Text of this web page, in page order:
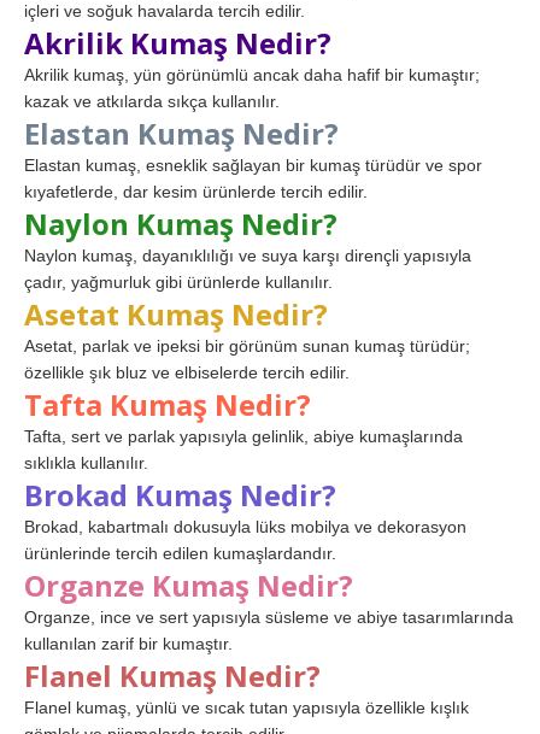
içleri ve soğuk havalarda tercih edilir.
Akrilik Kumaş Nedir?
Akrilik kumaş, yün görünümlü ancak daha hafif bir kumaştır;
kazak ve atkılarda sıkça kullanılır.
Elastan Kumaş Nedir?
Elastan kumaş, esneklik sağlayan bir kumaş türüdür ve spor
kıyafetlerde, dar kesim ürünlerde tercih edilir.
Naylon Kumaş Nedir?
Naylon kumaş, dayanıklılığı ve suya karşı dirençli yapısıyla
çadır, yağmurluk gibi ürünlerde kullanılır.
Asetat Kumaş Nedir?
Asetat, parlak ve ipeksi bir görünüm sunan kumaş türüdür;
özellikle şık bluz ve elbiselerde tercih edilir.
Tafta Kumaş Nedir?
Tafta, sert ve parlak yapısıyla gelinlik, abiye kumaşlarında
sıklıkla kullanılır.
Brokad Kumaş Nedir?
Brokad, kabartmalı dokusuyla lüks mobilya ve dekorasyon
ürünlerinde tercih edilen kumaşlardandır.
Organze Kumaş Nedir?
Organze, ince ve sert yapısıyla süsleme ve abiye tasarımlarında
kullanılan zarif bir kumaştır.
Flanel Kumaş Nedir?
Flanel kumaş, yünlü ve sıcak tutan yapısıyla özellikle kışlık